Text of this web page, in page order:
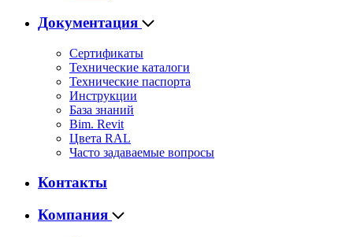
Документация
Сертификаты
Технические каталоги
Технические паспорта
Инструкции
База знаний
Bim. Revit
Цвета RAL
Часто задаваемые вопросы
Контакты
Компания